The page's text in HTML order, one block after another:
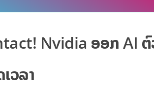
Nvidia ອອກ AI
ວລາ